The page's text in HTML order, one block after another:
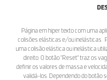
Página em hiper texto com uma
colisões elásticas e/ou inelásticas.
uma colisão elástica ou inelástica
direito. O botão "Reset" traz os
definir os valores de massa e
validá-los. Dependendo do botão